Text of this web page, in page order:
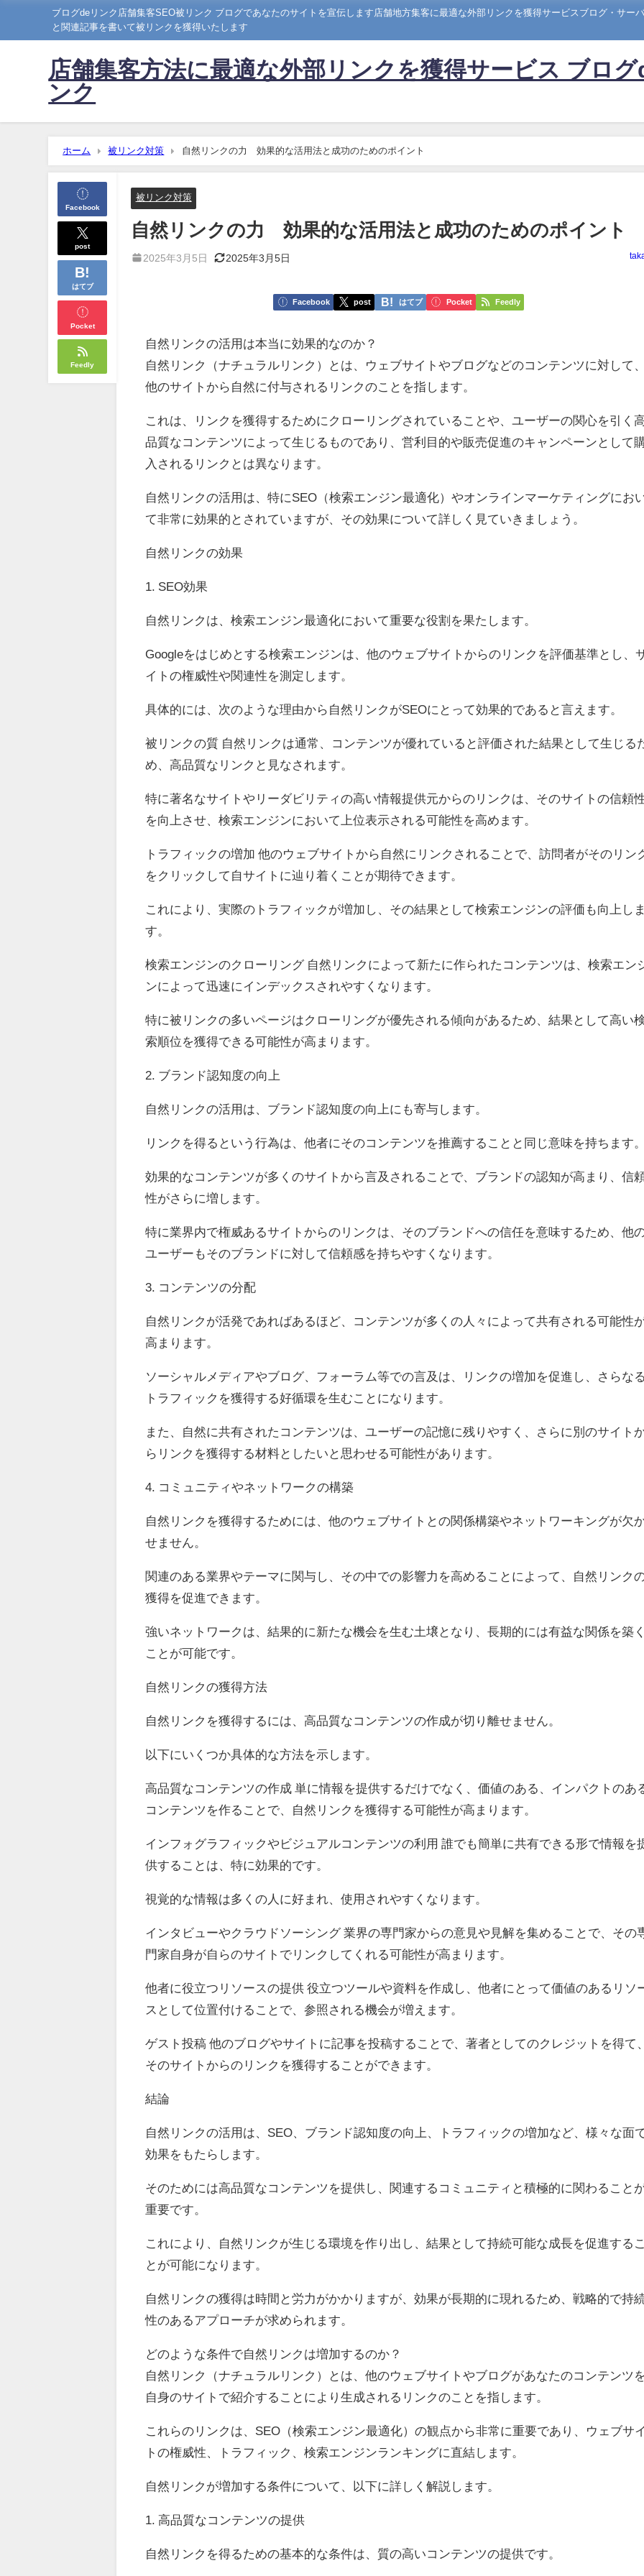
ブログdeリンク店舗集客SEO被リンク ブログであなたのサイトを宣伝します店舗地方集客に最適な外部リンクを獲得サービスブログ・サー
と関連記事を書いて被リンクを獲得いたします
店舗集客方法に最適な外部リンクを獲得サービス ブログ
ンク
ホーム 被リンク対策 自然リンクの力 効果的な活用法と成功のためのポイント
Facebook
post
はてブ
Pocket
Feedly
被リンク対策
自然リンクの力 効果的な活用法と成功のためのポイント
2025年3月5日 2025年3月5日
Facebook post はてブ Pocket Feedly
自然リンクの活用は本当に効果的なのか？
自然リンク（ナチュラルリンク）とは、ウェブサイトやブログなどのコンテンツに対して、
他のサイトから自然に付与されるリンクのことを指します。
これは、リンクを獲得するためにクローリングされていることや、ユーザーの関心を引く
品質なコンテンツによって生じるものであり、営利目的や販売促進のキャンペーンとして
入されるリンクとは異なります。
自然リンクの活用は、特にSEO（検索エンジン最適化）やオンラインマーケティングにお
て非常に効果的とされていますが、その効果について詳しく見ていきましょう。
自然リンクの効果
1. SEO効果
自然リンクは、検索エンジン最適化において重要な役割を果たします。
Googleをはじめとする検索エンジンは、他のウェブサイトからのリンクを評価基準とし、
イトの権威性や関連性を測定します。
具体的には、次のような理由から自然リンクがSEOにとって効果的であると言えます。
被リンクの質 自然リンクは通常、コンテンツが優れていると評価された結果として生じる
め、高品質なリンクと見なされます。
特に著名なサイトやリーダビリティの高い情報提供元からのリンクは、そのサイトの信頼
を向上させ、検索エンジンにおいて上位表示される可能性を高めます。
トラフィックの増加 他のウェブサイトから自然にリンクされることで、訪問者がそのリン
をクリックして自サイトに辿り着くことが期待できます。
これにより、実際のトラフィックが増加し、その結果として検索エンジンの評価も向上しま
す。
検索エンジンのクローリング 自然リンクによって新たに作られたコンテンツは、検索エン
ンによって迅速にインデックスされやすくなります。
特に被リンクの多いページはクローリングが優先される傾向があるため、結果として高い
索順位を獲得できる可能性が高まります。
2. ブランド認知度の向上
自然リンクの活用は、ブランド認知度の向上にも寄与します。
リンクを得るという行為は、他者にそのコンテンツを推薦することと同じ意味を持ちます。
効果的なコンテンツが多くのサイトから言及されることで、ブランドの認知が高まり、信
性がさらに増します。
特に業界内で権威あるサイトからのリンクは、そのブランドへの信任を意味するため、他
ユーザーもそのブランドに対して信頼感を持ちやすくなります。
3. コンテンツの分配
自然リンクが活発であればあるほど、コンテンツが多くの人々によって共有される可能性
高まります。
ソーシャルメディアやブログ、フォーラム等での言及は、リンクの増加を促進し、さらなる
トラフィックを獲得する好循環を生むことになります。
また、自然に共有されたコンテンツは、ユーザーの記憶に残りやすく、さらに別のサイト
らリンクを獲得する材料としたいと思わせる可能性があります。
4. コミュニティやネットワークの構築
自然リンクを獲得するためには、他のウェブサイトとの関係構築やネットワーキングが欠
せません。
関連のある業界やテーマに関与し、その中での影響力を高めることによって、自然リンク
獲得を促進できます。
強いネットワークは、結果的に新たな機会を生む土壌となり、長期的には有益な関係を築く
ことが可能です。
自然リンクの獲得方法
自然リンクを獲得するには、高品質なコンテンツの作成が切り離せません。
以下にいくつか具体的な方法を示します。
高品質なコンテンツの作成 単に情報を提供するだけでなく、価値のある、インパクトのあ
コンテンツを作ることで、自然リンクを獲得する可能性が高まります。
インフォグラフィックやビジュアルコンテンツの利用 誰でも簡単に共有できる形で情報を
供することは、特に効果的です。
視覚的な情報は多くの人に好まれ、使用されやすくなります。
インタビューやクラウドソーシング 業界の専門家からの意見や見解を集めることで、その
門家自身が自らのサイトでリンクしてくれる可能性が高まります。
他者に役立つリソースの提供 役立つツールや資料を作成し、他者にとって価値のあるリソ
スとして位置付けることで、参照される機会が増えます。
ゲスト投稿 他のブログやサイトに記事を投稿することで、著者としてのクレジットを得て、
そのサイトからのリンクを獲得することができます。
結論
自然リンクの活用は、SEO、ブランド認知度の向上、トラフィックの増加など、様々な面
効果をもたらします。
そのためには高品質なコンテンツを提供し、関連するコミュニティと積極的に関わること
重要です。
これにより、自然リンクが生じる環境を作り出し、結果として持続可能な成長を促進するこ
とが可能になります。
自然リンクの獲得は時間と労力がかかりますが、効果が長期的に現れるため、戦略的で持
性のあるアプローチが求められます。
どのような条件で自然リンクは増加するのか？
自然リンク（ナチュラルリンク）とは、他のウェブサイトやブログがあなたのコンテンツ
自身のサイトで紹介することにより生成されるリンクのことを指します。
これらのリンクは、SEO（検索エンジン最適化）の観点から非常に重要であり、ウェブサイ
トの権威性、トラフィック、検索エンジンランキングに直結します。
自然リンクが増加する条件について、以下に詳しく解説します。
1. 高品質なコンテンツの提供
自然リンクを得るための基本的な条件は、質の高いコンテンツの提供です。